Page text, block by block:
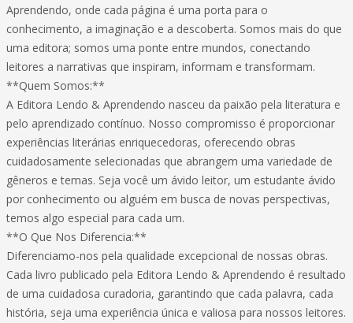
Aprendendo, onde cada página é uma porta para o
conhecimento, a imaginação e a descoberta. Somos mais do que
uma editora; somos uma ponte entre mundos, conectando
leitores a narrativas que inspiram, informam e transformam.
**Quem Somos:**
A Editora Lendo & Aprendendo nasceu da paixão pela literatura e
pelo aprendizado contínuo. Nosso compromisso é proporcionar
experiências literárias enriquecedoras, oferecendo obras
cuidadosamente selecionadas que abrangem uma variedade de
gêneros e temas. Seja você um ávido leitor, um estudante ávido
por conhecimento ou alguém em busca de novas perspectivas,
temos algo especial para cada um.
**O Que Nos Diferencia:**
Diferenciamo-nos pela qualidade excepcional de nossas obras.
Cada livro publicado pela Editora Lendo & Aprendendo é resultado
de uma cuidadosa curadoria, garantindo que cada palavra, cada
história, seja uma experiência única e valiosa para nossos leitores.